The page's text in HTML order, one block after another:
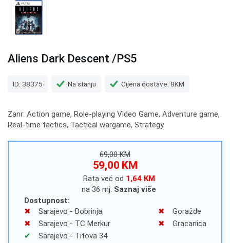
Aliens Dark Descent /PS5
ID: 38375 Na stanju Cijena dostave: 8KM
Zanr: Action game, Role-playing Video Game, Adventure game,
Real-time tactics, Tactical wargame, Strategy
69,00 KM
59,00 KM
Rata već od 1,64 KM
na 36 mj. Saznaj više
Dostupnost:
Sarajevo - Dobrinja
Sarajevo - TC Merkur
Sarajevo - Titova 34
Goražde
Gracanica